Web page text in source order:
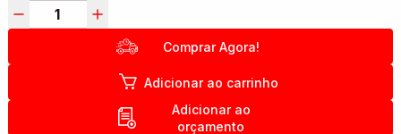
Comprar Agora!
Adicionar ao carrinho
Adicionar ao
orçamento